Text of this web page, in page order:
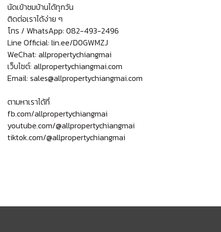
นัดเข้าชมบ้านได้ทุกวัน
ติดต่อเราได้ง่าย ๆ
โทร / WhatsApp: 082-493-2496
Line Official: lin.ee/D0GWMZJ
WeChat: allpropertychiangmai
เว็บไซต์: allpropertychiangmai.com
Email: sales@allpropertychiangmai.com
ตามหาเราได้ที่
fb.com/allpropertychiangmai
youtube.com/@allpropertychiangmai
tiktok.com/@allpropertychiangmai